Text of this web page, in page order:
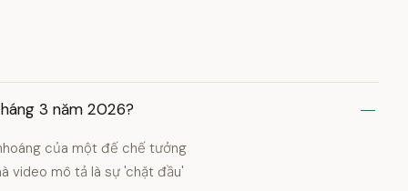
3 năm 2026?
của một đế chế tưởng
video mô tả là sự 'chặt đầu'